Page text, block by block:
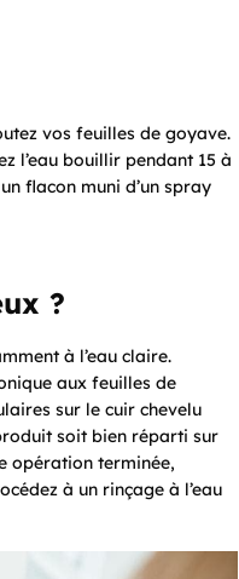
vos feuilles de goyave.
l’eau bouillir pendant 15 à
flacon muni d’un spray
?
à l’eau claire.
aux feuilles de
sur le cuir chevelu
soit bien réparti sur
opération terminée,
à un rinçage à l’eau